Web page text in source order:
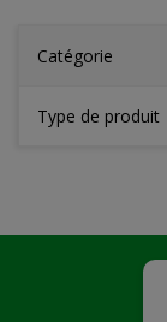
Catégorie
Type de produit